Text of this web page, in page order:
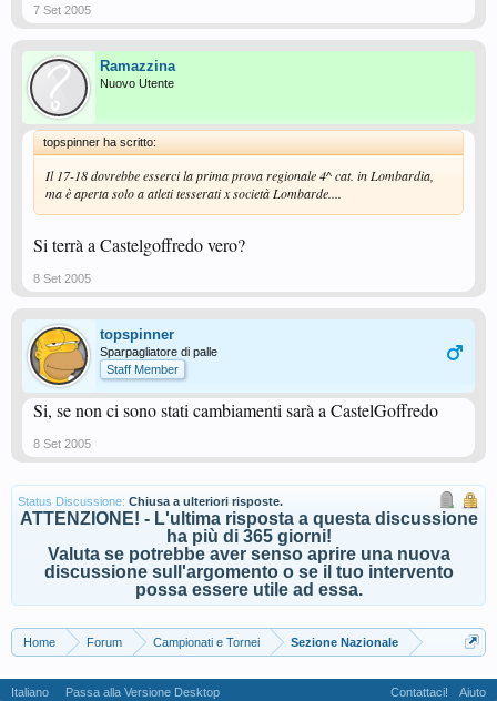
7 Set 2005
Ramazzina
Nuovo Utente
topspinner ha scritto:
Il 17-18 dovrebbe esserci la prima prova regionale 4^ cat. in Lombardia,
ma è aperta solo a atleti tesserati x società Lombarde....
Si terrà a Castelgoffredo vero?
8 Set 2005
topspinner
Sparpagliatore di palle
Staff Member
Si, se non ci sono stati cambiamenti sarà a CastelGoffredo
8 Set 2005
Status Discussione: Chiusa a ulteriori risposte.
ATTENZIONE! - L'ultima risposta a questa discussione
ha più di 365 giorni!
Valuta se potrebbe aver senso aprire una nuova
discussione sull'argomento o se il tuo intervento
possa essere utile ad essa.
Home Forum Campionati e Tornei Sezione Nazionale
Italiano Passa alla Versione Desktop Contattaci! Aiuto